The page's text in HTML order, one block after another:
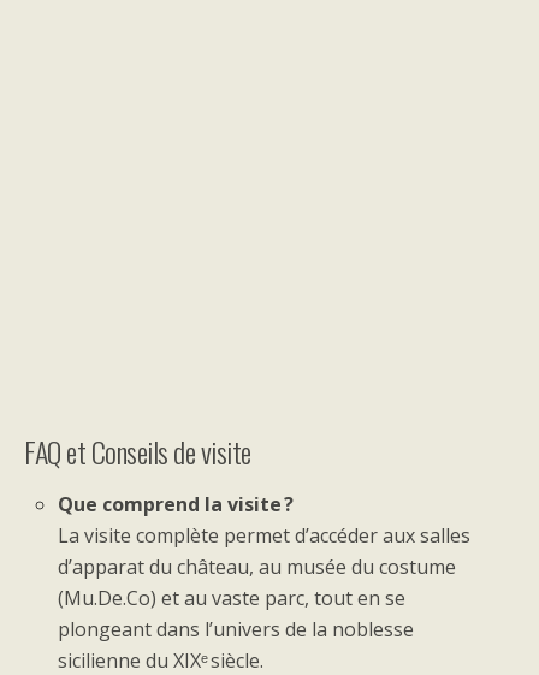
FAQ et Conseils de visite
Que comprend la visite ?
La visite complète permet d’accéder aux salles
d’apparat du château, au musée du costume
(Mu.De.Co) et au vaste parc, tout en se
plongeant dans l’univers de la noblesse
sicilienne du XIXᵉ siècle.